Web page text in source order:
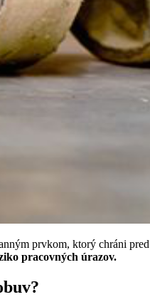
prvkom, ktorý chráni
pracovných úrazov.